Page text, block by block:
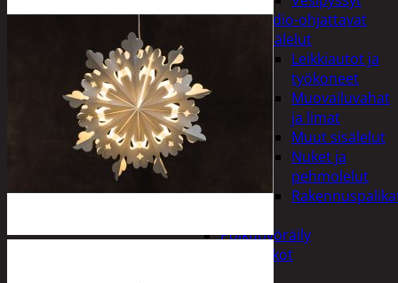
Radio-ohjattavat
Sisälelut
Leikkiautot ja
työkoneet
Muovailuvahat
ja limat
Muut sisälelut
Nuket ja
pehmolelut
Polkupyöräily
Lukot